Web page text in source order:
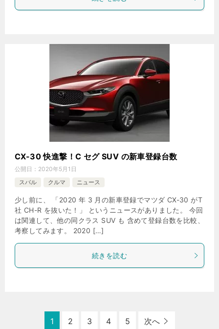
CX-30 快進撃！C セグ SUV の新車登録台数
公開日： 2020年5月1日
スバル
クルマ ニュース
少し前に、 「2020 年 3 月の新車登録でマツダ CX-30 がT
社 CH-R を抜いた！」 というニュースがありました。 今回
は関連して、他の同クラス SUV も 含めて登録台数を比較、
考察してみます。 2020 […]
続きを読む
1 2 3 4 5 次へ